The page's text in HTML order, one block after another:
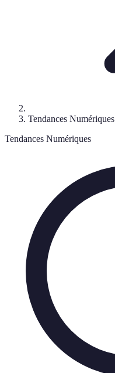
Tendances Numériques
Tendances Numériques